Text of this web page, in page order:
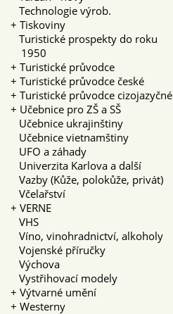
Technologie výrob.
+ Tiskoviny
Turistické prospekty do roku
1950
+ Turistické průvodce
+ Turistické průvodce české
+ Turistické průvodce cizojazyčné
+ Učebnice pro ZŠ a SŠ
Učebnice ukrajinštiny
Učebnice vietnamštiny
UFO a záhady
Univerzita Karlova a další
Vazby (Kůže, polokůže, privát)
Včelařství
+ VERNE
VHS
Víno, vinohradnictví, alkoholy
Vojenské příručky
Výchova
Vystřihovací modely
+ Výtvarné umění
+ Westerny